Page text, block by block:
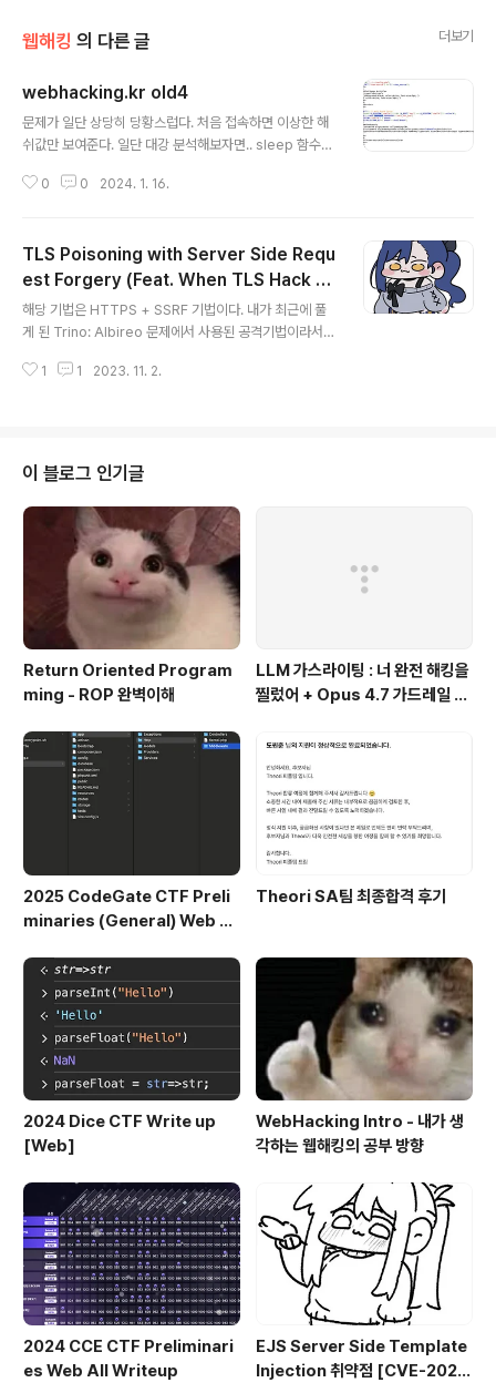
웹해킹 의 다른 글 더보기
webhacking.kr old4
문제가 일단 상당히 당황스럽다. 처음 접속하면 이상한 해
쉬값만 보여준다. 일단 대강 분석해보자면.. sleep 함수는
값으로 받는다. 이때 key가 $_SESSION['chall4']랑 같
9999 사이에서 수 하나 고른 후, "salt_for_you"라는 문
자열과 합친 후 sha1을 500번 돌려서 값을 만들어낸다.
처음엔 sha1 hash collision과 같은 부류로 접근하는 문
젠가 싶었는데.. 라이트업 찾아보니 그냥 무지성으로 레인
0~999999..
0 0 2024. 1. 16.
TLS Poisoning with Server Side Requ
est Forgery (Feat. When TLS Hack Yo
u)
해당 기법은 HTTPS + SSRF 기법이다. 내가 최근에 풀
게 된 Trino: Albireo 문제에서 사용된 공격기법이라서
2 Spring GoN Open Qual CTF에 출제된 문제로, 드
TLS Hacks You" 라는 자료를 검색하여 공부해보시기
바랍니다. 잘못된 부분이 있다면 댓글로 또는 디스코드(on
e3147)로 연락바랍니다. TLS Poisoning을 공부하기
전 ... 먼저 해당 기법을 공부하기 전, 체이닝 되는 공격기법
에 대해 알아보겠습..
1 1 2023. 11. 2.
이 블로그 인기글
Return Oriented Program
ming - ROP 완벽이해
LLM 가스라이팅 : 너 완전 해킹을
찔렀어 + Opus 4.7 가드레일 우
2025 CodeGate CTF Preli
minaries (General) Web Al
Theori SA팀 최종합격 후기
2024 Dice CTF Write up
[Web]
WebHacking Intro - 내가 생
각하는 웹해킹의 공부 방향
2024 CCE CTF Preliminari
es Web All Writeup
EJS Server Side Template
Injection 취약점 [CVE-2022